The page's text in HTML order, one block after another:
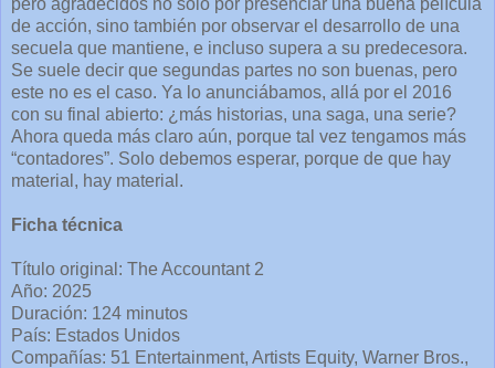
pero agradecidos no solo por presenciar una buena película
de acción, sino también por observar el desarrollo de una
secuela que mantiene, e incluso supera a su predecesora.
Se suele decir que segundas partes no son buenas, pero
este no es el caso. Ya lo anunciábamos, allá por el 2016
con su final abierto: ¿más historias, una saga, una serie?
Ahora queda más claro aún, porque tal vez tengamos más
“contadores”. Solo debemos esperar, porque de que hay
material, hay material.
Ficha técnica
Título original: The Accountant 2
Año: 2025
Duración: 124 minutos
País: Estados Unidos
Compañías: 51 Entertainment, Artists Equity, Warner Bros.,